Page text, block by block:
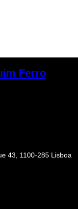
Ferro
43, 1100-285 Lisboa